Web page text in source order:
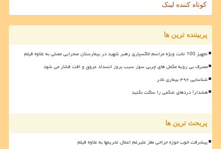
کوتاه کننده لینک
پربیننده ترین ها
تجهیز 100 تخت ویژه مراسم خاکسپاری رهبر شهید در بیمارستان صحرایی مصلی به علاوه فیلم
مصرف بی رویه مکمل های چربی سوز سبب بروز انسداد عروق و افت فشار می شود
شناسایی ۴۹۲ بیماری نادر
هشدار! دردهای شکمی را ساکت نکنید
پربحث ترین ها
پیشرفت خوب حوزه جراحی مغز علیرغم اعمال تحریمها به علاوه فیلم